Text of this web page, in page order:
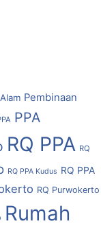
Pembinaan
PPA
RQ PPA RQ
RQ PPA Kudus RQ PPA
RQ Purwokerto
Rumah